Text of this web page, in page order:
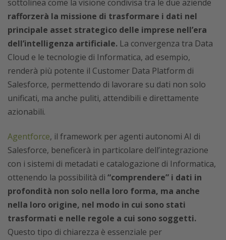
sottolinea come la visione condivisa tra le due aziende
rafforzerà la missione di trasformare i dati nel
principale asset strategico delle imprese nell’era
dell’intelligenza artificiale. La convergenza tra Data
Cloud e le tecnologie di Informatica, ad esempio,
renderà più potente il Customer Data Platform di
Salesforce, permettendo di lavorare su dati non solo
unificati, ma anche puliti, attendibili e direttamente
azionabili.
Agentforce, il framework per agenti autonomi AI di
Salesforce, beneficerà in particolare dell’integrazione
con i sistemi di metadati e catalogazione di Informatica,
ottenendo la possibilità di “comprendere” i dati in
profondità non solo nella loro forma, ma anche
nella loro origine, nel modo in cui sono stati
trasformati e nelle regole a cui sono soggetti.
Questo tipo di chiarezza è essenziale per